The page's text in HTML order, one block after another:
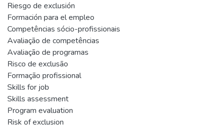
Riesgo de exclusión
Formación para el empleo
Competências sócio-profissionais
Avaliação de competências
Avaliação de programas
Risco de exclusão
Formação profissional
Skills for job
Skills assessment
Program evaluation
Risk of exclusion